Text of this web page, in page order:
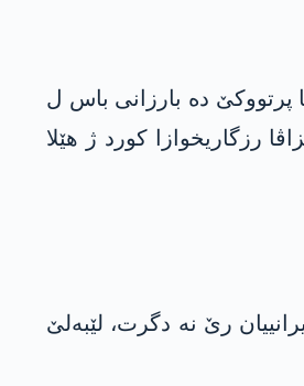
پرتووكێ ده‌ بارزانی باس ل
رووپه‌لا 27ان ده‌ ژی، سه‌رهاتییا شه‌هیدكرنا 6 پێشمه‌رگه‌هێن بزاڤا رزگاریخوازا كورد ژ هێلا
رێ نه‌ دگرت، لێبه‌لێ